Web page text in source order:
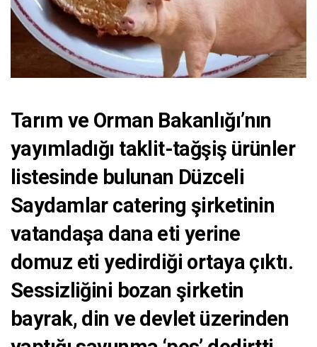
Tarım ve Orman Bakanlığı’nın
yayımladığı taklit-tağşiş ürünler
listesinde bulunan Düzceli
Saydamlar catering şirketinin
vatandaşa dana eti yerine
domuz eti yedirdiği ortaya çıktı.
Sessizliğini bozan şirketin
bayrak, din ve devlet üzerinden